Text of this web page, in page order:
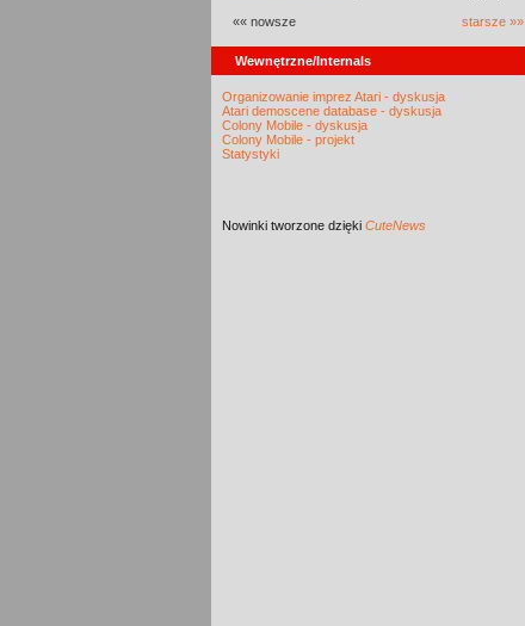
«« nowsze starsze »»
Wewnętrzne/Internals
Organizowanie imprez Atari - dyskusja
Atari demoscene database - dyskusja
Colony Mobile - dyskusja
Colony Mobile - projekt
Statystyki
Nowinki tworzone dzięki CuteNews